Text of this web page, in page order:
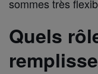
sommes très
Quels